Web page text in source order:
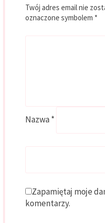
Twój adres email nie
oznaczone symbolem *
Nazwa*
Zapamiętaj moje
komentarzy.